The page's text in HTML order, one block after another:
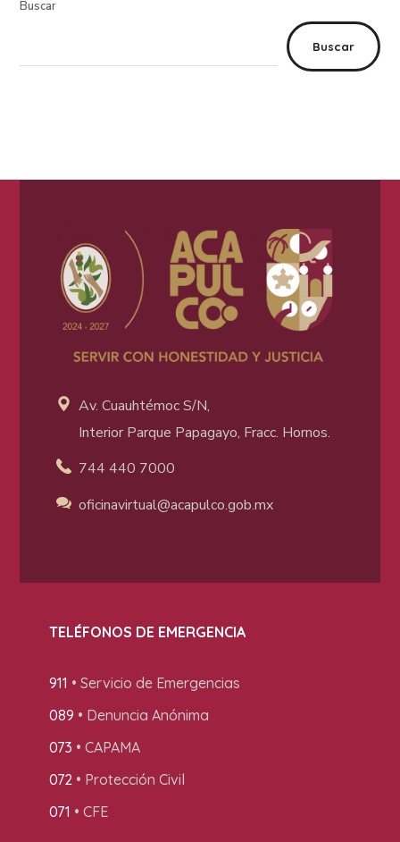
Buscar
Buscar
Av. Cuauhtémoc S/N,
Interior Parque Papagayo, Fracc. Hornos.
744 440 7000
oficinavirtual@acapulco.gob.mx
TELÉFONOS DE EMERGENCIA
911 • Servicio de Emergencias
089 • Denuncia Anónima
073 • CAPAMA
072• Protección Civil
071 • CFE